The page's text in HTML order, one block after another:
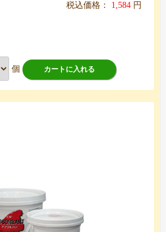
税込価格： 1,584 円
個 カートに入れる